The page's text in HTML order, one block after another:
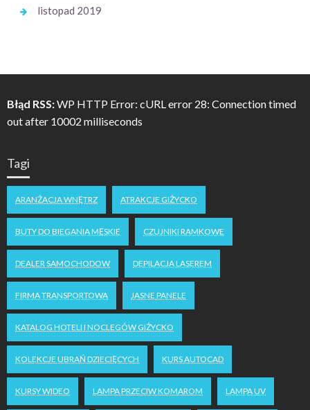
listopad 2019
Błąd RSS:WP HTTP Error: cURL error 28: Connection timed
out after 10002 milliseconds
Tagi
ARANŻACJA WNĘTRZ ATRAKCJE GIŻYCKO
BUTY DO BIEGANIA MĘSKIE CZUJNIKI RAMKOWE
DEALER SAMOCHODOW DEPILACJA LASEREM
FIRMA TRANSPORTOWA JASNE PANELE
KATALOG HOTELI I NOCLEGÓW GIŻYCKO
KOLEKCJE UBRAŃ DZIECIĘCYCH KURS AUTOCAD
KURSY WIDEO LAMPA PRZECIW KOMAROM LAMPA UV